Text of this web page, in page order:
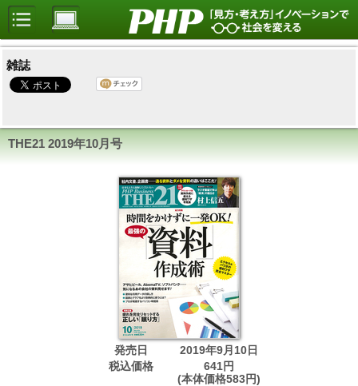
雑誌
THE21 2019年10月号
発売日
2019年9月10日
税込価格
641円
(本体価格583円)